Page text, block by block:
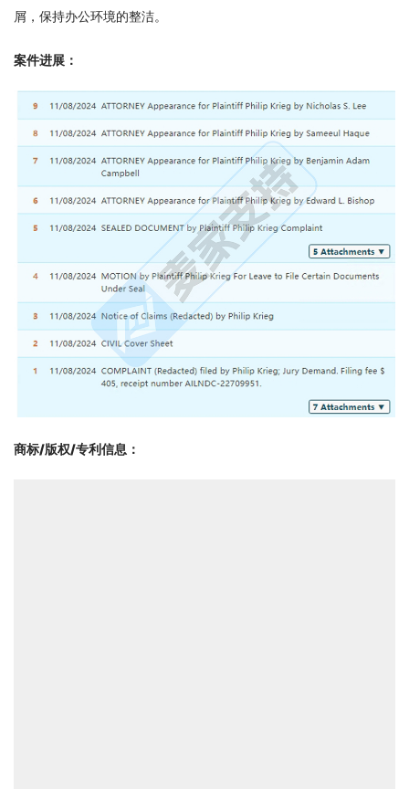
屑，保持办公环境的整洁。
案件进展：
商标/版权/专利信息 ：